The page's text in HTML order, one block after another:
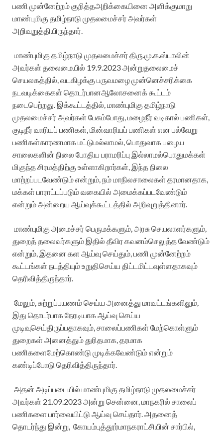
பணி முன்னேற்றம்குறித்தஅறிக்கையினை அளிக்குமாறு
மாண்புமிகு தமிழ்நாடு முதலமைச்சர்அவர்கள்
அறிவுறுத்தியிருந்தார்
மாண்புமிகு தமிழ்நாடு முதலமைச்சர்திரு மு கஸ்டாலின்
அவர்கள் தலைமையில் 19.9.2023அன்றுதலைமைச்
செயலகத்தில் வடகிழக்கு பருவமழைமுன்னெச்சரிக்கை
நடவடிக்கைகள் தொடர்பானஆலோசனைக்கூட்டம்
நடைபெற்றது இக்கூட்டத்தில் மாண்புமிகு தமிழ்நாடு
முதலமைச்சர்அவர்கள் பேசும்போது மழைநீர்வடிகால் பணிகள்
குடிநீர்வாரியப் பணிகள் மின்வாரியப் பணிகள் என பல்வேறு
பணிகள்காரணமாகமட்டுமல்லாமல் பொதுவாகபழைய
சாலைகளின் நிலை போதிய பராமரிப்பு இல்லாமல்பொதுமக்கள்
மிகுந்தசிரமத்திற்கு உள்ளாகிறார்கள் இந்தநிலை
மாற்றப்படவேண்டும்என்றும் நம்மாநிலசாலைகள் தரமானதாக
மக்கள் பாராட்டப்படும்வகையில் அமைக்கப்படவேண்டும்
என்றும்அன்றைய ஆய்வுக்கூட்டத்தில் அறிவுறுத்தினார்
மாண்புமிகு அமைச்சர்பெருமக்களும் அரசுசெயலாளர்களும்
துறைத்தலைவர்களும் இதில் தீவிரகவனம்செலுத்தவேண்டும்
என்றும் இதனை கள ஆய்வு செய்தும் பணி முன்னேற்றம்
கூட்டங்கள் நடத்தியும்உறுதிசெய்ய திட்டமிட்டவுள்ளதாகவும்
தெரிவித்திருந்தார்
மேலும் சுற்றுப்பயணம்செய்ய அனைத்து மாவட்டங்களிலும்
இது தொடர்பாகநேரடியாகஆய்வு செய்ய
முடிவுசெய்திருப்பதாகவும் சாலைப்பணிகள் மேற்கொள்ளும்
துறைகள் அனைத்தும்துரிதமாக தரமாக
பணிகளைமேற்கொண்டு முடிக்கவேண்டும்என்றும்
கண்டிப்போடு தெரிவித்திருந்தார்
அதன் அடிப்படையில் மாண்புமிகு தமிழ்நாடு முதலமைச்சர்
அவர்கள் 21.09.2023அன்று சென்னை மாநகரில் சாலைப்
பணிகளை பார்வையிட்டு ஆய்வு செய்தார் அதனைத்
தொடர்ந்து இன்று கோயம்புத்தூர்மாநகராட்சியின் சார்பில்